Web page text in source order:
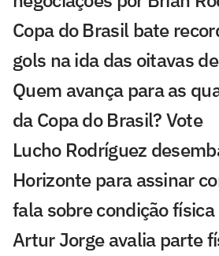
Copa do Brasil bate
gols na ida das oitavas
Quem avança para as
da Copa do Brasil? Vote
Lucho Rodríguez
Horizonte para assinar
fala sobre condição física
Artur Jorge avalia parte